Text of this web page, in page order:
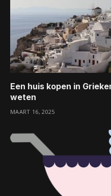
Een huis kopen in
weten
MAART 16, 2025